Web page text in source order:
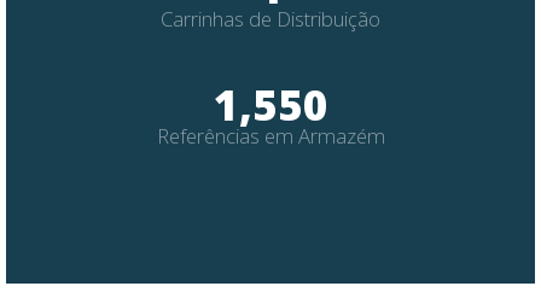
Carrinhas de Distribuição
2,433
Referências em Armazém